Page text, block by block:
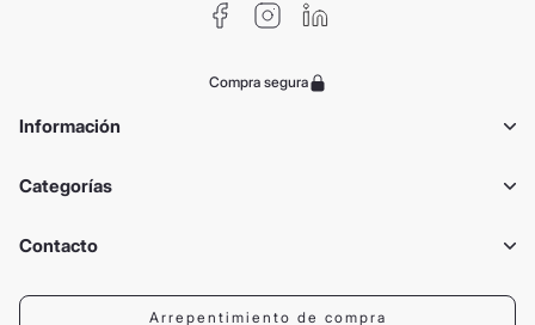
Compra segura
Información
Categorías
Contacto
Arrepentimiento de compra